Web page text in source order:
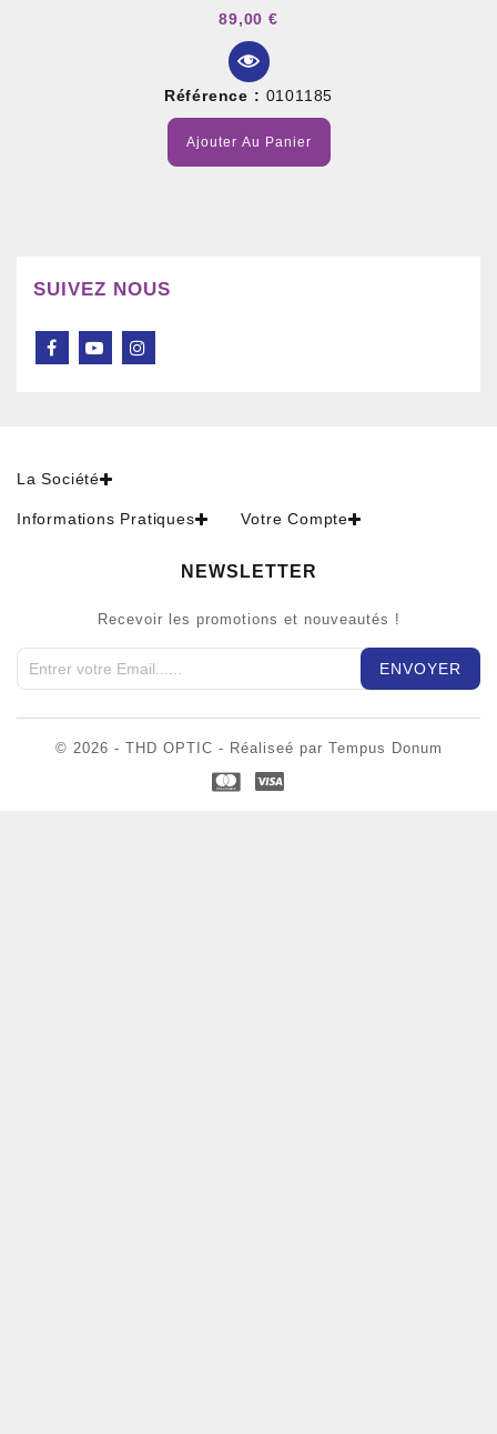
89,00 €
Référence : 0101185
Ajouter Au Panier
SUIVEZ NOUS
La Société
Informations Pratiques Votre Compte
NEWSLETTER
Recevoir les promotions et nouveautés !
© 2026 - THD OPTIC - Réaliseé par Tempus Donum